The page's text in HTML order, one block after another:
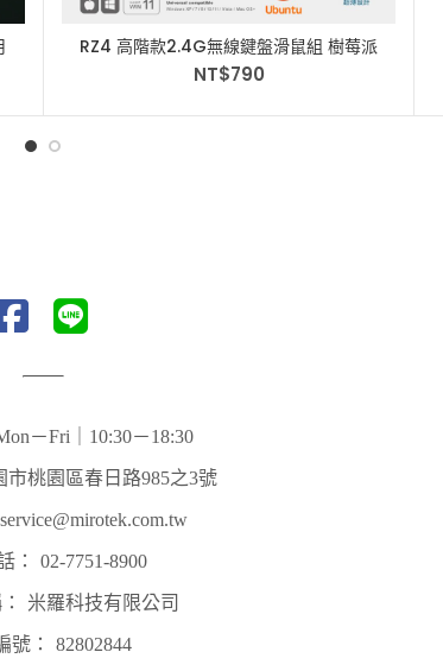
RZ4 高階款2.4G無線鍵盤滑鼠組 樹莓派
Nvidia Jetson nano 可用
NT$790
－Fri｜10:30－18:30
市桃園區春日路985之3號
service@mirotek.com.tw
： 02-7751-8900
米羅科技有限公司
號： 82802844